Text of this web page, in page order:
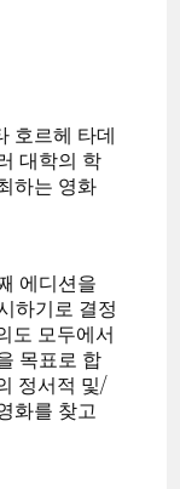
호르헤 타데
대학의 학
하는 영화
에디션을
하기로 결정
도 모두에서
목표로 합
정서적 및/
화를 찾고